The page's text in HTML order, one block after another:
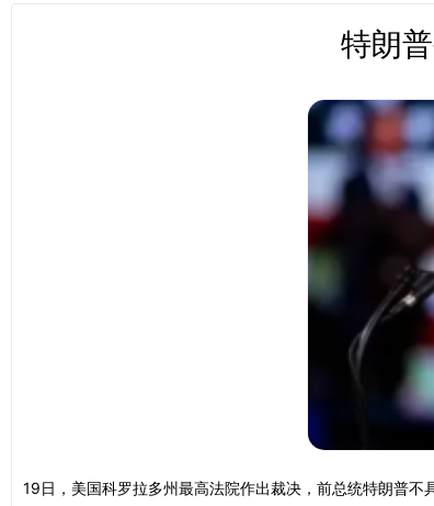
特朗
19日，美国科罗拉多州最高法院作出裁决，前总统特朗普不